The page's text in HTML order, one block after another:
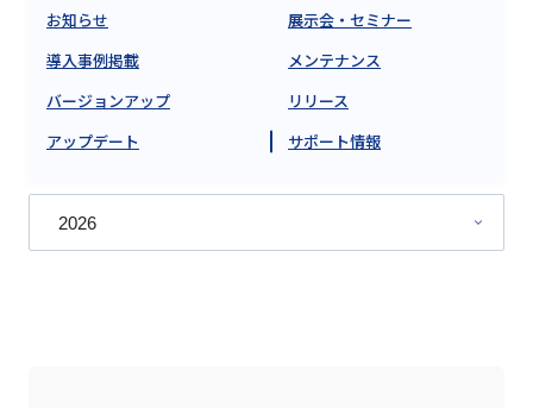
お知らせ
展示会・セミナー
導入事例掲載
メンテナンス
バージョンアップ
リリース
アップデート
サポート情報